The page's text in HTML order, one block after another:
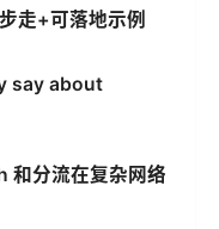
走+可落地示例
say about
分流在复杂网络